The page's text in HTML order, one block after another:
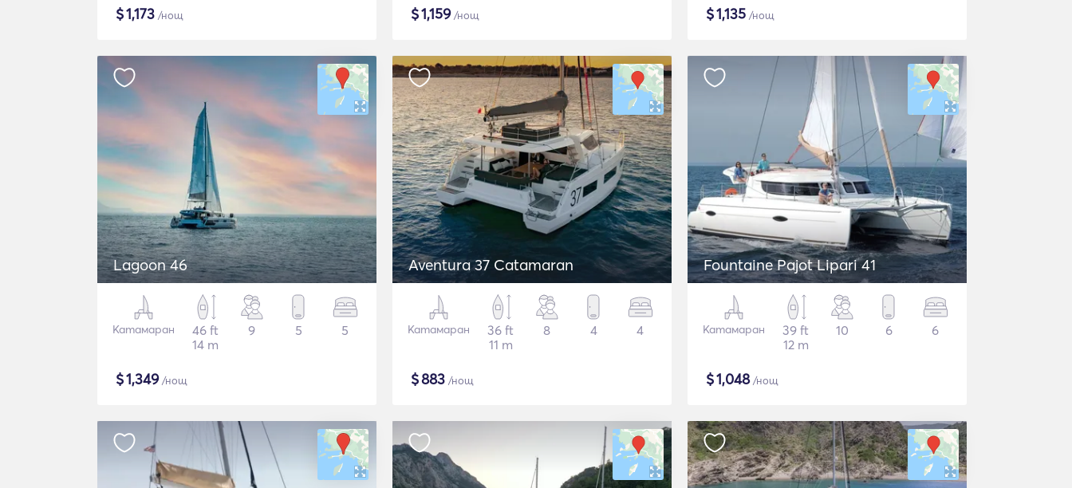
$1,173 /нощ $1,159/нощ $1,135 /нощ
Lagoon 46
Катамаран
46 ft
14 m
9 5 5
$1,349/нощ
Aventura 37 Catamaran
Катамаран
36 ft
11 m
8 4 4
$883 /нощ
Fountaine Pajot Lipari 41
Катамаран
39 ft
12 m
10 6 6
$1,048/нощ